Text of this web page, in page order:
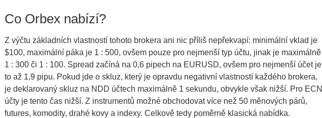
Co Orbex nabízí?
Z výčtu základních vlastností tohoto brokera ani nic příliš nepřekvapí: minimální vklad je
$100, maximální páka je 1 : 500, ovšem pouze pro nejmenší typ účtu, jinak je maximálně
1 : 300 či 1 : 100. Spread začíná na 0,6 pipech na EURUSD, ovšem pro nejmenší účet je
to až 1,9 pipu. Pokud jde o skluz, který je opravdu negativní vlastností každého brokera,
je deklarovaný skluz na NDD účtech maximálně 1 sekundu, obvykle však nižší. Pro ECN
účty je tento čas nižší. Z instrumentů možné obchodovat více než 50 měnových párů,
futures, komodity, drahé kovy a indexy. Celkově tedy poměrně klasická nabídka.